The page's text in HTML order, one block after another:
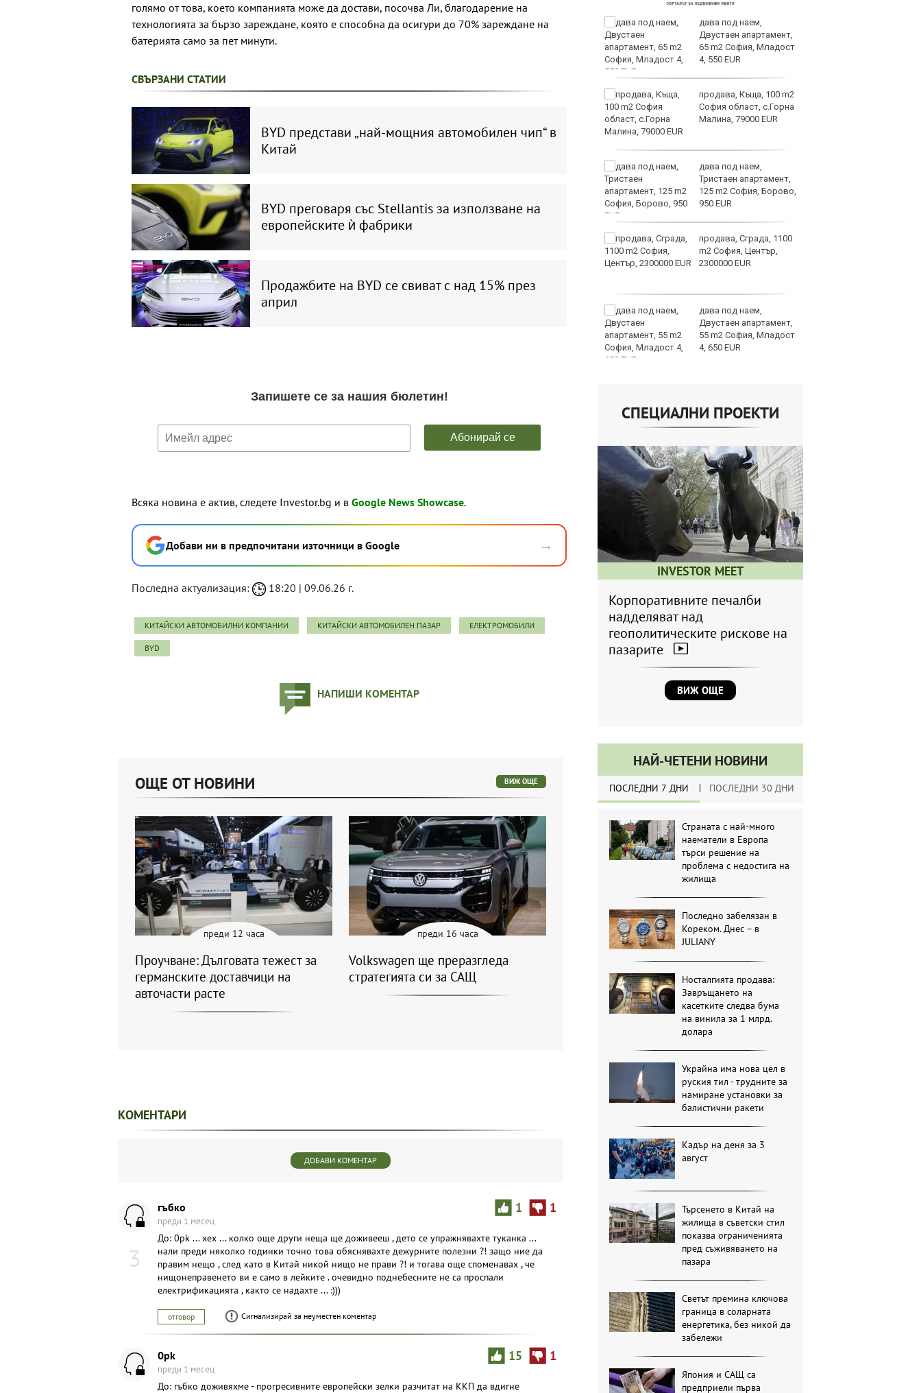
голямо от това, което компанията може да достави, посочва Ли, благодарение на
технологията за бързо зареждане, която е способна да осигури до 70% зареждане на
батерията само за пет минути.
СВЪРЗАНИ СТАТИИ
BYD представи „най-мощния автомобилен чип“ в
Китай
BYD преговаря със Stellantis за използване на
европейските ѝ фабрики
Продажбите на BYD се свиват с над 15% през
април
Всяка новина е актив, следете Investor.bg и в Google News Showcase.
Добави ни в предпочитани източници в Google →
Последна актуализация: 18:20 | 09.06.26 г.
КИТАЙСКИ АВТОМОБИЛНИ КОМПАНИИ КИТАЙСКИ АВТОМОБИЛЕН ПАЗАР ЕЛЕКТРОМОБИЛИ
BYD
НАПИШИ КОМЕНТАР
Варненката Тея
Пьотр Нестеров е на
дава под наем,
Двустаен апартамент,
65 m2 София, Младост
4, 550 EUR
продава, Къща, 100 m2
София област, с.Горна
Малина, 79000 EUR
дава под наем,
Тристаен апартамент,
125 m2 София, Борово,
950 EUR
продава, Сграда, 1100
m2 София, Център,
2300000 EUR
дава под наем,
Двустаен апартамент,
55 m2 София, Младост
4, 650 EUR
СПЕЦИАЛНИ ПРОЕКТИ
INVESTOR MEET
Корпоративните печалби
надделяват над
геополитическите рискове на
пазарите
ВИЖ ОЩЕ
НАЙ-ЧЕТЕНИ НОВИНИ
ПОСЛЕДНИ 7 ДНИ ПОСЛЕДНИ 30 ДНИ
Страната с най-много
наематели в Европа
търси решение на
проблема с недостига на
жилища
Последно забелязан в
Кореком. Днес – в
JULIANY
Носталгията продава:
Завръщането на
касетките следва бума
на винила за 1 млрд.
долара
Украйна има нова цел в
руския тил - трудните за
намиране установки за
балистични ракети
Кадър на деня за 3
август
Търсенето в Китай на
жилища в съветски стил
показва ограниченията
пред съживяването на
пазара
Светът премина ключова
граница в соларната
енергетика, без никой да
забележи
Япония и САЩ са
предприели първа
ОЩЕ ОТ НОВИНИ ВИЖ ОЩЕ
преди 12 часа
Проучване: Дълговата тежест за
германските доставчици на
авточасти расте
преди 16 часа
Volkswagen ще преразгледа
стратегията си за САЩ
КОМЕНТАРИ
ДОБАВИ КОМЕНТАР
3
1 1
гъбко
преди 1 месец
До: 0pk ... хех ... колко още други неща ще доживееш , дето се упражнявахте туканка ...
нали преди няколко годинки точно това обяснявахте дежурните полезни ?! защо ние да
правим нещо , след като в Китай никой нищо не прави ?! и тогава още споменавах , че
нищонеправенето ви е само в лейките . очевидно поднебесните не са проспали
електрификацията , както се надахте ... :)))
отговор Сигнализирай за неуместен коментар
15 1
0pk
преди 1 месец
До: гъбко доживяхме - прогресивните европейски зелки разчитат на ККП да вдигне